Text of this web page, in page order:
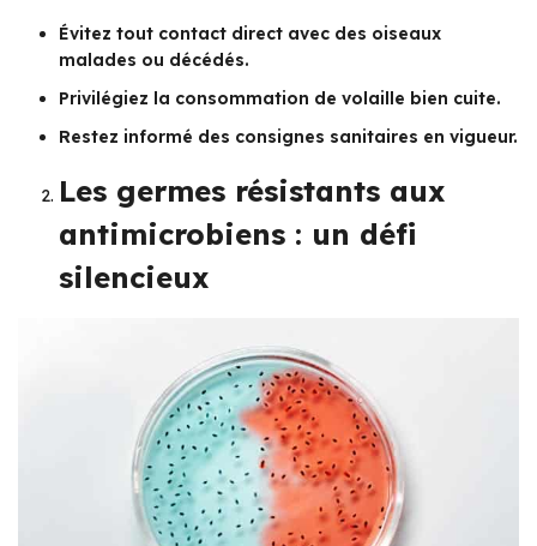
Évitez tout contact direct avec des oiseaux
malades ou décédés.
Privilégiez la consommation de volaille bien cuite.
Restez informé des consignes sanitaires en vigueur.
Les germes résistants aux
antimicrobiens : un défi
silencieux